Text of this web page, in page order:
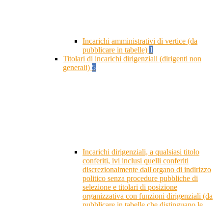
Incarichi amministrativi di vertice (da
pubblicare in tabelle) 1
Titolari di incarichi dirigenziali (dirigenti non
generali) 5
Incarichi dirigenziali, a qualsiasi titolo
conferiti, ivi inclusi quelli conferiti
discrezionalmente dall'organo di indirizzo
politico senza procedure pubbliche di
selezione e titolari di posizione
organizzativa con funzioni dirigenziali (da